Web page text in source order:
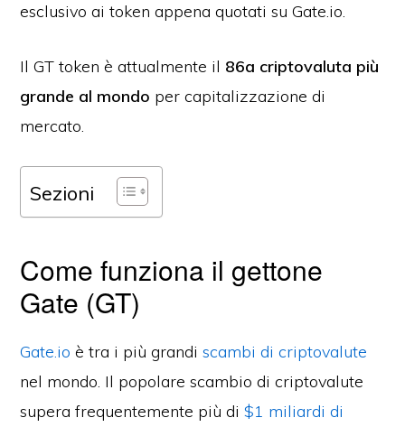
esclusivo ai token appena quotati su Gate.io.
Il GT token è attualmente il 86a criptovaluta più
grande al mondo per capitalizzazione di
mercato.
Sezioni
Come funziona il gettone
Gate (GT)
Gate.io è tra i più grandiscambi di criptovalute
nel mondo. Il popolare scambio di criptovalute
supera frequentemente più di$1 miliardi di